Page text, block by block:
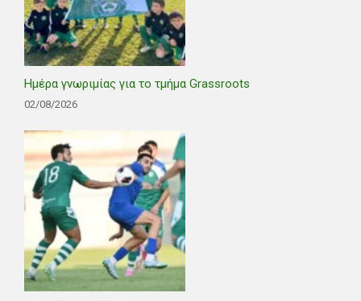
Ημέρα γνωριμίας για το τμήμα Grassroots
02/08/2026